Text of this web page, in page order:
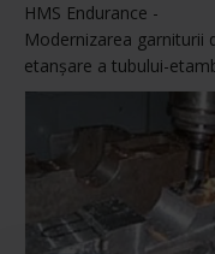
HMS Endurance -
Modernizarea garniturii
etanşare a tubului-